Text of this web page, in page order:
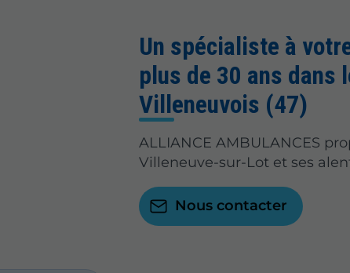
Un spécialiste à
plus de 30 ans dans
Villeneuvois (47)
ALLIANCE AMBULANCES
Villeneuve-sur-Lot et ses
Nous contacter